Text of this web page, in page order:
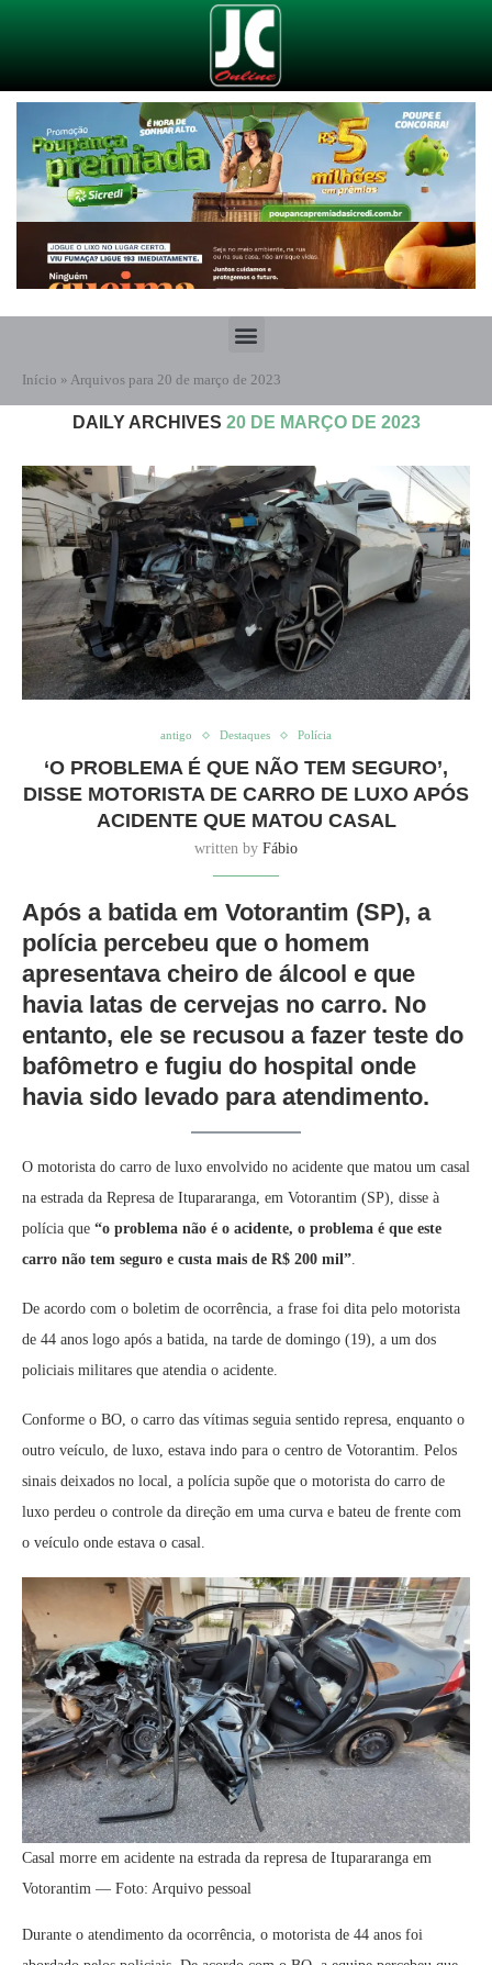
Início » Arquivos para 20 de março de 2023
DAILY ARCHIVES 20 DE MARÇO DE 2023
antigo Destaques Polícia
‘O PROBLEMA É QUE NÃO TEM SEGURO’,
DISSE MOTORISTA DE CARRO DE LUXO APÓS
ACIDENTE QUE MATOU CASAL
written by Fábio
Após a batida em Votorantim (SP), a
polícia percebeu que o homem
apresentava cheiro de álcool e que
havia latas de cervejas no carro. No
entanto, ele se recusou a fazer teste do
bafômetro e fugiu do hospital onde
havia sido levado para atendimento.
O motorista do carro de luxo envolvido no acidente que matou um casal
na estrada da Represa de Itupararanga, em Votorantim (SP), disse à
polícia que “o problema não é o acidente, o problema é que este
carro não tem seguro e custa mais de R$ 200 mil”.
De acordo com o boletim de ocorrência, a frase foi dita pelo motorista
de 44 anos logo após a batida, na tarde de domingo (19), a um dos
policiais militares que atendia o acidente.
Conforme o BO, o carro das vítimas seguia sentido represa, enquanto o
outro veículo, de luxo, estava indo para o centro de Votorantim. Pelos
sinais deixados no local, a polícia supõe que o motorista do carro de
luxo perdeu o controle da direção em uma curva e bateu de frente com
o veículo onde estava o casal.
Casal morre em acidente na estrada da represa de Itupararanga em
Votorantim — Foto: Arquivo pessoal
Durante o atendimento da ocorrência, o motorista de 44 anos foi